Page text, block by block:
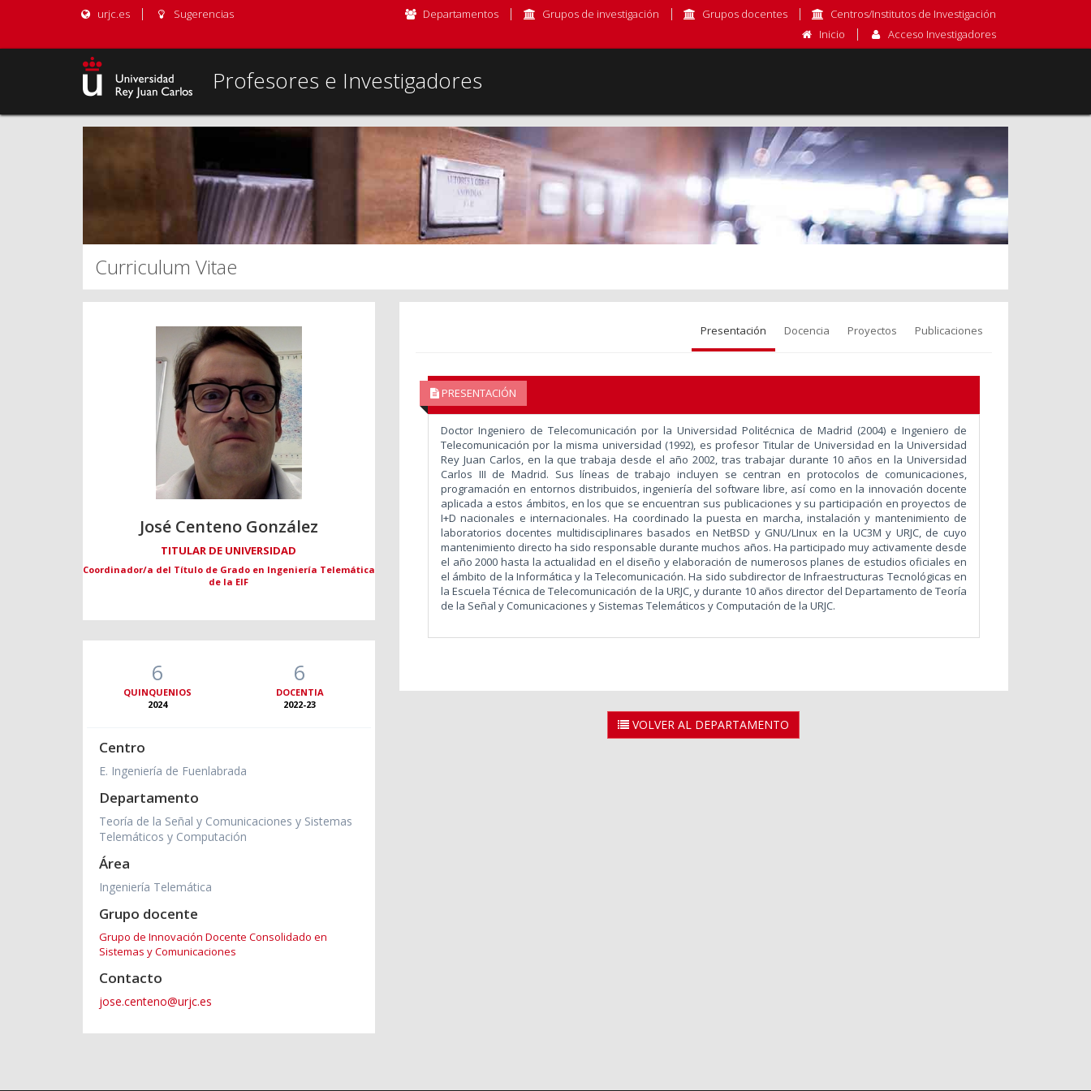
urjc.es Sugerencias Departamentos Grupos de investigación Grupos docentes
Centros/Institutos de Investigación
Inicio
Acceso Investigadores
Profesores e Investigadores
Curriculum Vitae
José Centeno González
TITULAR DE UNIVERSIDAD
Coordinador/a del Título de Grado en Ingeniería Telemática
de la EIF
6
QUINQUENIOS
2024
6
DOCENTIA
2022-23
Centro
E. Ingeniería de Fuenlabrada
Departamento
Teoría de la Señal y Comunicaciones y Sistemas
Telemáticos y Computación
Área
Ingeniería Telemática
Grupo docente
Grupo de Innovación Docente Consolidado en
Sistemas y Comunicaciones
Contacto
jose.centeno@urjc.es
Presentación Docencia Proyectos Publicaciones
PRESENTACIÓN
Doctor Ingeniero de Telecomunicación por la Universidad Politécnica de Madrid (2004) e Ingeniero de
Telecomunicación por la misma universidad (1992), es profesor Titular de Universidad en la Universidad
Rey Juan Carlos, en la que trabaja desde el año 2002, tras trabajar durante 10 años en la Universidad
Carlos III de Madrid. Sus líneas de trabajo incluyen se centran en protocolos de comunicaciones,
programación en entornos distribuidos, ingeniería del software libre, así como en la innovación docente
aplicada a estos ámbitos, en los que se encuentran sus publicaciones y su participación en proyectos de
I+D nacionales e internacionales. Ha coordinado la puesta en marcha, instalación y mantenimiento de
laboratorios docentes multidisciplinares basados en NetBSD y GNU/LInux en la UC3M y URJC, de cuyo
mantenimiento directo ha sido responsable durante muchos años. Ha participado muy activamente desde
el año 2000 hasta la actualidad en el diseño y elaboración de numerosos planes de estudios oficiales en
el ámbito de la Informática y la Telecomunicación. Ha sido subdirector de Infraestructuras Tecnológicas en
la Escuela Técnica de Telecomunicación de la URJC, y durante 10 años director del Departamento de Teoría
de la Señal y Comunicaciones y Sistemas Telemáticos y Computación de la URJC.
VOLVER AL DEPARTAMENTO